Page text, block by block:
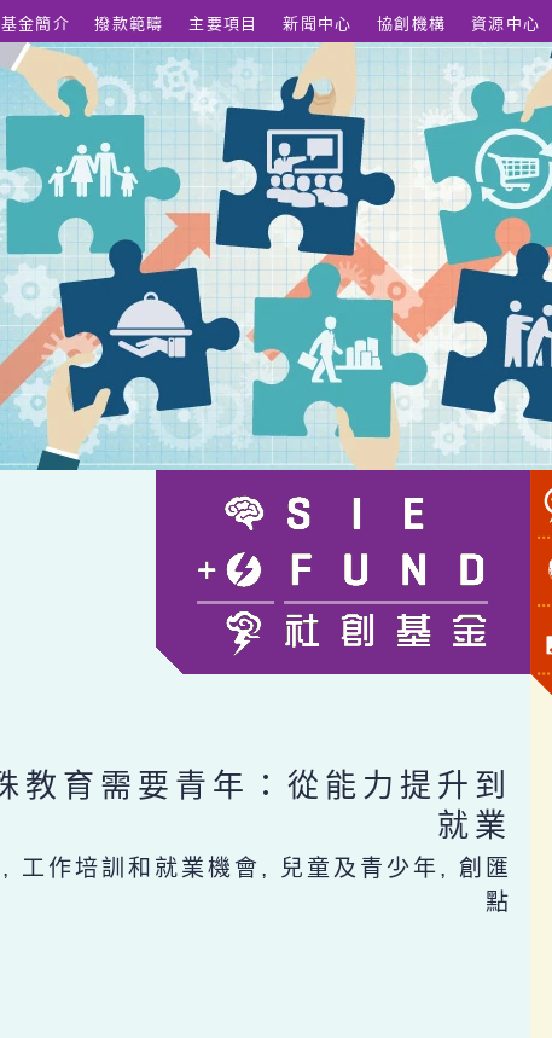
金簡介 撥款範疇 主要項目 新聞中心 協創機構 資源中心
業
教育需要青年：從能力提升到
就業
工作培訓和就業機會, 兒童及青少年, 創匯
點